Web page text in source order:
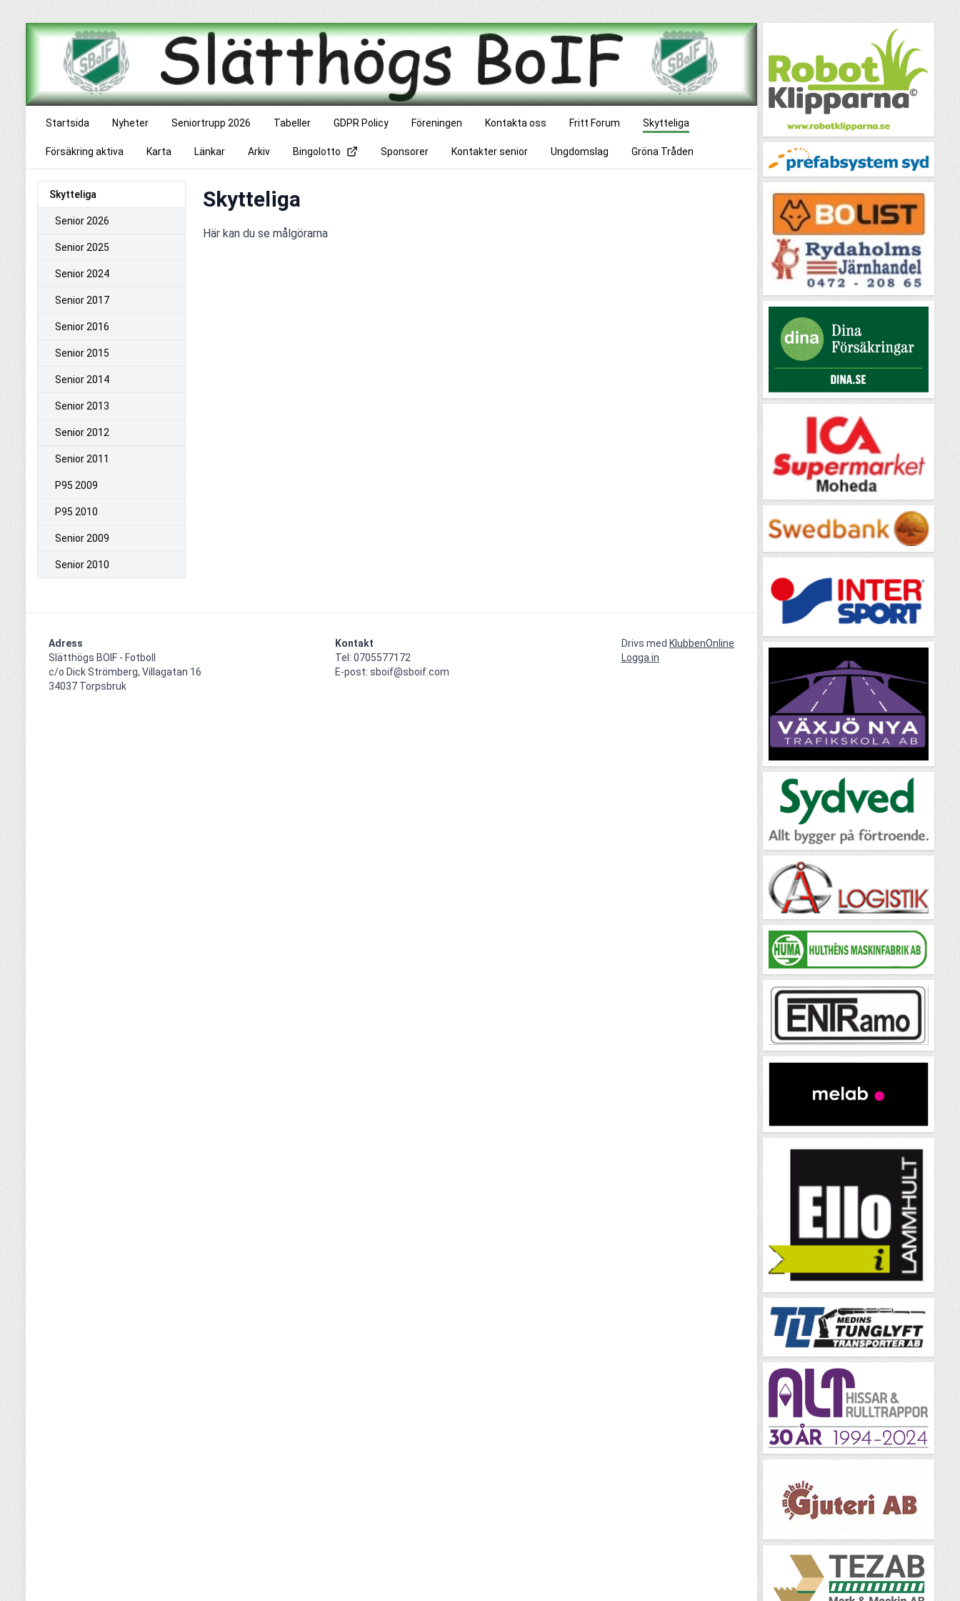
Startsida Nyheter Seniortrupp 2026 Tabeller GDPR Policy Föreningen Kontakta oss Fritt Forum Skytteliga
Försäkring aktiva Karta Länkar Arkiv Bingolotto Sponsorer Kontakter senior Ungdomslag Gröna Tråden
Skytteliga
Senior 2026
Senior 2025
Senior 2024
Senior 2017
Senior 2016
Senior 2015
Senior 2014
Senior 2013
Senior 2012
Senior 2011
P95 2009
P95 2010
Senior 2009
Senior 2010
Skytteliga
Här kan du se målgörarna
Adress
Slätthögs BOIF - Fotboll
c/o Dick Strömberg, Villagatan 16
34037 Torpsbruk
Kontakt
Tel: 0705577172
E-post: sboif@sboif.com
Drivs med KlubbenOnline
Logga in